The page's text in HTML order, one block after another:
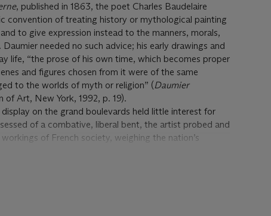
, published in 1863, the poet Charles Baudelaire
convention of treating history or mythological painting
to give expression instead to the manners, morals,
needed no such advice; his early drawings and
life, “the prose of his own time, which becomes proper
and figures chosen from it were of the same
to the worlds of myth or religion” (Daumier
Art, New York, 1992, p. 19).
on the grand boulevards held little interest for
of a combative, liberal bent, the artist probed and
of French society, weighing the nation’s
all considerations, the interests of the ruling class